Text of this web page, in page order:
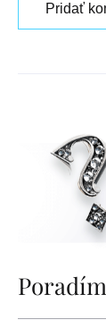
Pridať